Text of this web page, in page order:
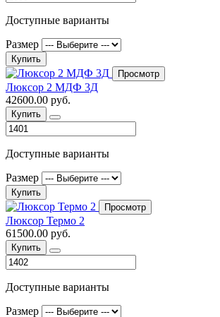
Доступные варианты
Размер
Купить
Просмотр
Люксор 2 МДФ 3Д
42600.00 руб.
Купить
Доступные варианты
Размер
Купить
Просмотр
Люксор Термо 2
61500.00 руб.
Купить
Доступные варианты
Размер